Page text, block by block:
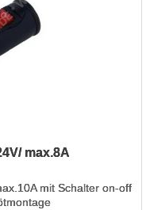
max.8A
mit Schalter on-off